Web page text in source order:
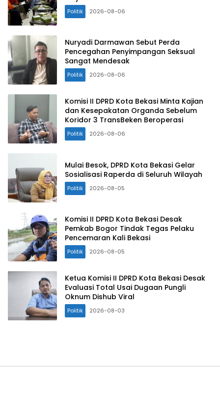
Politik 2026-08-06
Nuryadi Darmawan Sebut Perda
Pencegahan Penyimpangan Seksual
Sangat Mendesak
Politik 2026-08-06
Komisi II DPRD Kota Bekasi Minta Kajian
dan Kesepakatan Organda Sebelum
Koridor 3 TransBeken Beroperasi
Politik 2026-08-06
Mulai Besok, DPRD Kota Bekasi Gelar
Sosialisasi Raperda di Seluruh Wilayah
Politik 2026-08-05
Komisi II DPRD Kota Bekasi Desak
Pemkab Bogor Tindak Tegas Pelaku
Pencemaran Kali Bekasi
Politik 2026-08-05
Ketua Komisi II DPRD Kota Bekasi Desak
Evaluasi Total Usai Dugaan Pungli
Oknum Dishub Viral
Politik 2026-08-03